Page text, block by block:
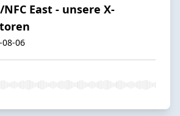
NFC East - unsere X-
08-06